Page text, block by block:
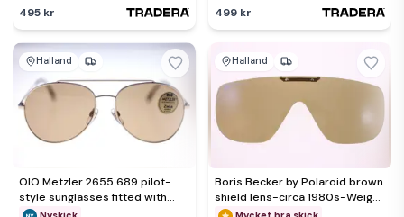
495 kr 499 kr
Halland
OIO Metzler 2655 689 pilot-
style sunglasses fitted with
Zeiss Umbral lenses-NEW
Halland
Boris Becker by Polaroid brown
shield lens-circa 1980s-Weight
6g-FREE postage